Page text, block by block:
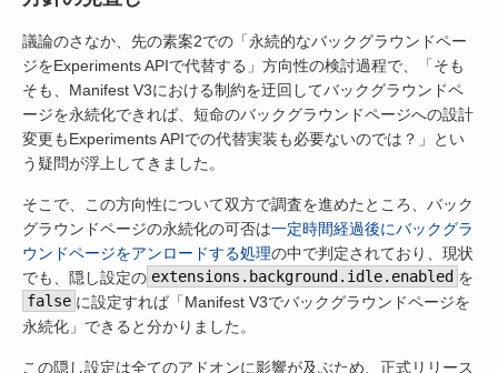
議論のさなか、先の素案2での「永続的なバックグラウンドペー
ジをExperiments APIで代替する」方向性の検討過程で、「そも
そも、Manifest V3における制約を迂回してバックグラウンドペ
ージを永続化できれば、短命のバックグラウンドページへの設計
変更もExperiments APIでの代替実装も必要ないのでは？」とい
う疑問が浮上してきました。
そこで、この方向性について双方で調査を進めたところ、バック
グラウンドページの永続化の可否は一定時間経過後にバックグラ
ウンドページをアンロードする処理の中で判定されており、現状
でも、隠し設定の extensions.background.idle.enabled を
false に設定すれば「Manifest V3でバックグラウンドページを
永続化」できると分かりました。
この隠し設定は全てのアドオンに影響が及ぶため、正式リリース